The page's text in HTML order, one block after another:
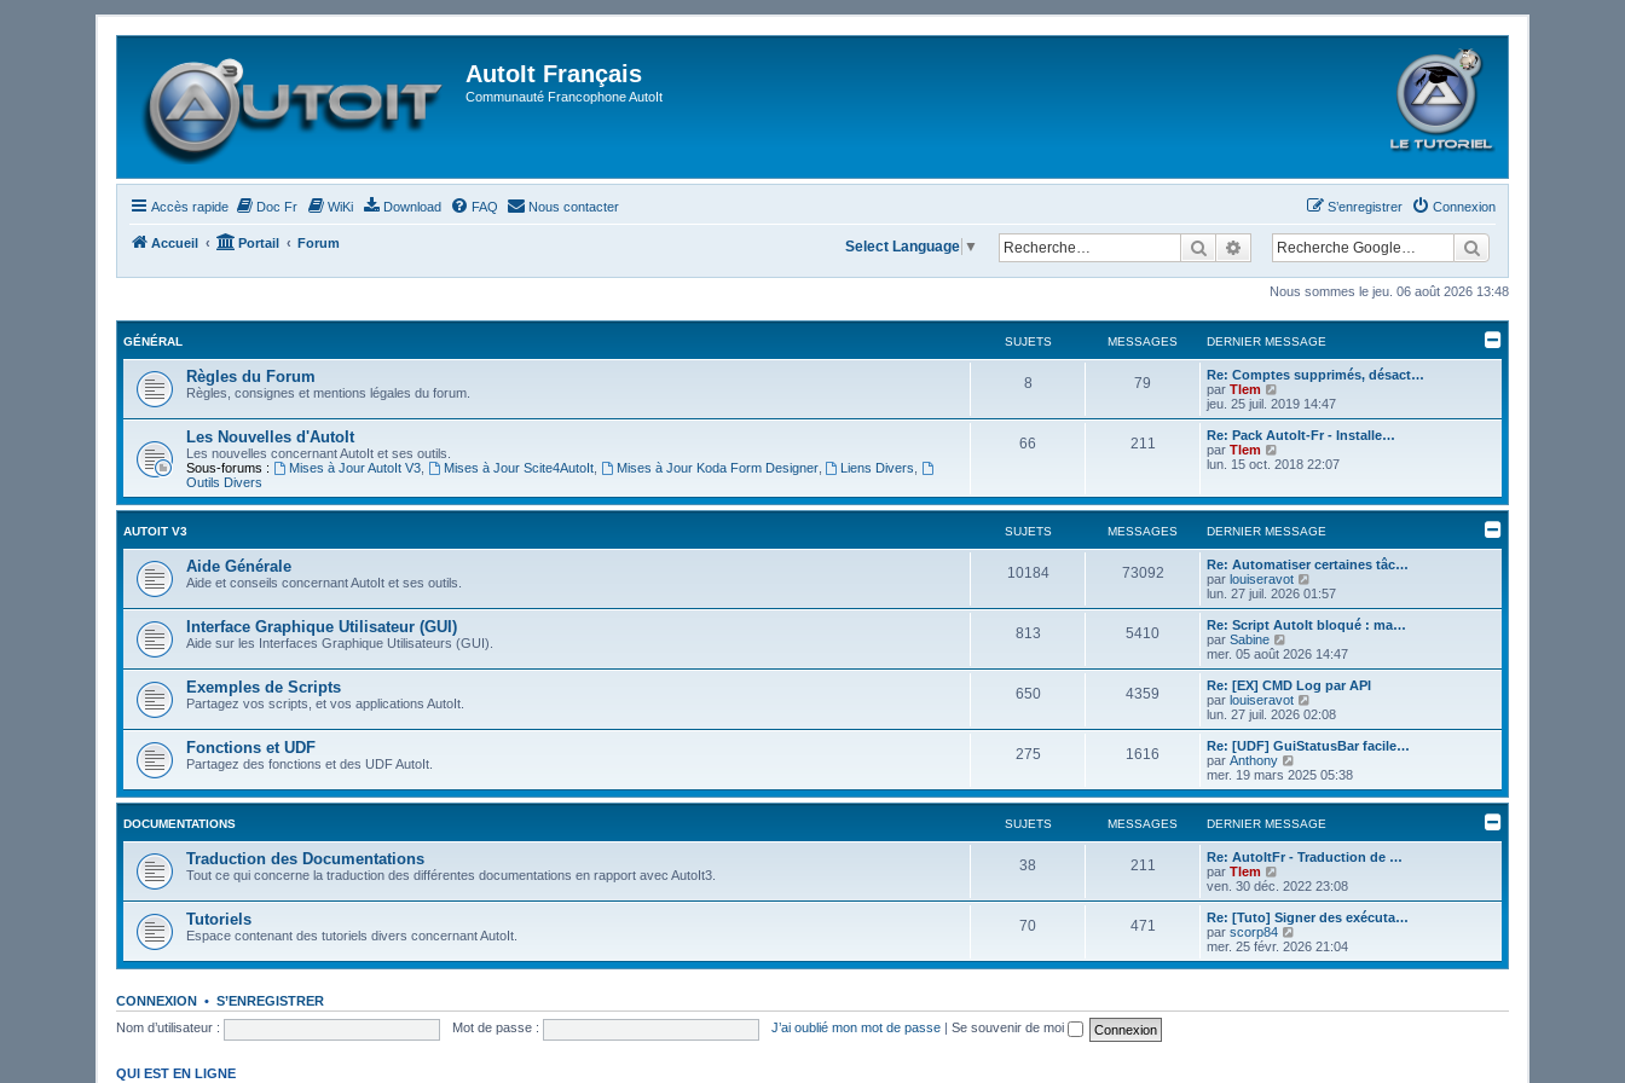
AutoIt Français
Communauté Francophone AutoIt
Accès rapide Doc Fr WiKi Download FAQ Nous contacter Connexion
S’enregistrer
Accueil Portail Forum RechercherRecherche avancée
Select Language ▼
Nous sommes le jeu. 06 août 2026 13:48
GÉNÉRAL SUJETS MESSAGES DERNIER MESSAGE
Règles du Forum
Règles, consignes et mentions légales du forum.
8 79
Re: Comptes supprimés, désact…
par Tlem
o
i
r
e
r
i
e
r
m
e
s
s
a
g
e
jeu. 25 juil. 2019 14:47
Les Nouvelles d'AutoIt
Les nouvelles concernant AutoIt et ses outils.
Sous-forums :
Mises à Jour AutoIt V3, Mises à Jour Scite4AutoIt, Mises à Jour Koda Form Designer, Liens Divers
Outils Divers
66 211
Re: Pack AutoIt-Fr - Installe…
par Tlem
o
l
d
e
r
n
i
e
r
m
e
s
s
a
g
e
lun. 15 oct. 2018 22:07
AUTOIT V3 SUJETS MESSAGES DERNIER MESSAGE
Aide Générale
Aide et conseils concernant AutoIt et ses outils.
10184 73092
Re: Automatiser certaines tâc…
par louiseravot
o
i
r
e
r
n
i
r
e
s
s
a
g
e
lun. 27 juil. 2026 01:57
Interface Graphique Utilisateur (GUI)
Aide sur les Interfaces Graphique Utilisateurs (GUI).
813 5410
Re: Script AutoIt bloqué : ma…
par Sabine
o
i
r
l
e
e
r
n
i
e
m
e
s
a
g
e
mer. 05 août 2026 14:47
Exemples de Scripts
Partagez vos scripts, et vos applications AutoIt.
650 4359
Re: [EX] CMD Log par API
par louiseravot
o
i
r
e
e
n
i
e
m
e
s
a
g
e
lun. 27 juil. 2026 02:08
Fonctions et UDF
Partagez des fonctions et des UDF AutoIt.
275 1616
Re: [UDF] GuiStatusBar facile…
par Anthony
o
i
r
l
e
d
e
n
i
e
m
e
mer. 19 mars 2025 05:38
DOCUMENTATIONS SUJETS MESSAGES DERNIER MESSAGE
Traduction des Documentations
Tout ce qui concerne la traduction des différentes documentations en rapport avec AutoIt3.
38 211
Re: AutoItFr - Traduction de …
par Tlem
o
i
r
e
e
i
ven. 30 déc. 2022 23:08
Tutoriels
Espace contenant des tutoriels divers concernant AutoIt.
70 471
Re: [Tuto] Signer des exécuta…
par scorp84
o
i
r
mer. 25 févr. 2026 21:04
CONNEXION • S’ENREGISTRER
Nom d’utilisateur :
Mot de passe : J’ai oublié mon mot de passe Se souvenir de moi
QUI EST EN LIGNE